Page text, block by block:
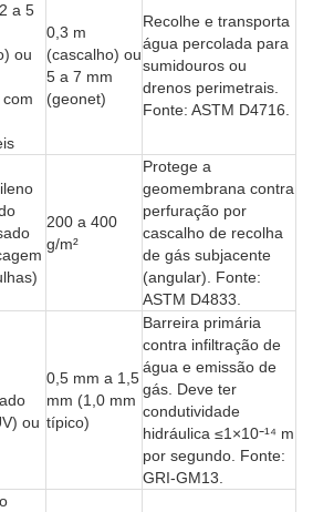
a 5
ou
0,3 m
(cascalho) ou
5 a 7 mm
(geonet)
Recolhe e transporta
água percolada para
sumidouros ou
drenos perimetrais.
Fonte: ASTM D4716.
200 a 400
g/m²
Protege a
geomembrana contra
perfuração por
cascalho de recolha
de gás subjacente
(angular). Fonte:
ASTM D4833.
ou
0,5 mm a 1,5
mm (1,0 mm
típico)
Barreira primária
contra infiltração de
água e emissão de
gás. Deve ter
condutividade
hidráulica ≤1×10⁻¹⁴ m
por segundo. Fonte:
GRI-GM13.